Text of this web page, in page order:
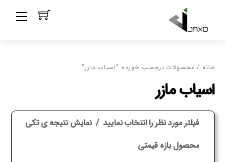
content
خانه / محصولات برچسب خورده “اسیاب مازر”
اسیاب مازر
فیلتر مورد نظر را انتخاب نمایید نمایش نتیجه ی تکی
محصول بازه قیمتی